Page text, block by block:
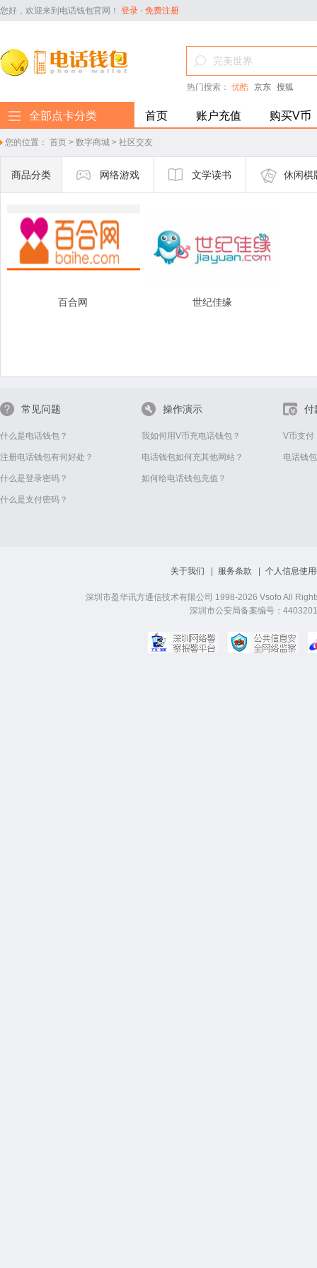
您好，欢迎来到电话钱包官网！ 登录 - 免费注册
热门搜索： 优酷 京东 搜狐
全部点卡分类 首页 账户充值 购买V币
您的位置： 首页 > 数字商城 > 社区交友
商品分类 网络游戏 文学读书 休闲棋
百合网 世纪佳缘
常见问题
什么是电话钱包？
注册电话钱包有何好处？
什么是登录密码？
什么是支付密码？
操作演示
我如何用V币充电话钱包？
电话钱包如何充其他网站？
如何给电话钱包充值？
付
V币支付
电话钱
关于我们 服务条款 个人信息使
深圳市盈华讯方通信技术有限公司 1998-2026 Vsofo All
深圳市公安局备案编号：